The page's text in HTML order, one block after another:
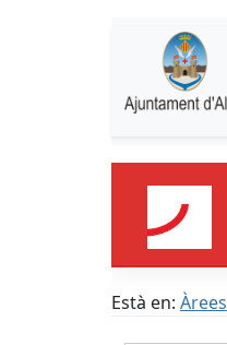
Està en: Àrees